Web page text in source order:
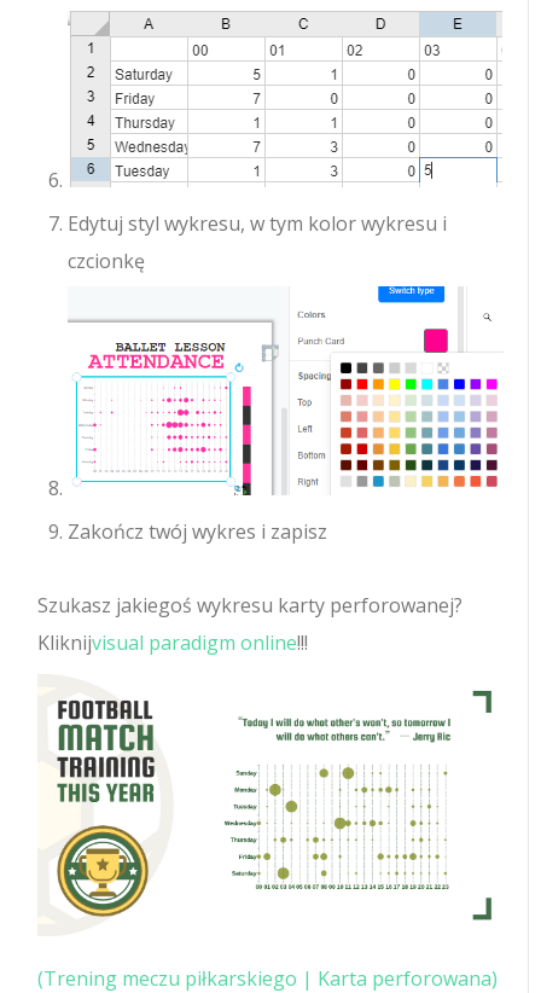
Edytuj styl wykresu, w tym kolor wykresu i
czcionkę
Zakończ twój wykres i zapisz
Szukasz jakiegoś wykresu karty perforowanej?
Kliknijvisual paradigm online!!!
(Trening meczu piłkarskiego | Karta perforowana)